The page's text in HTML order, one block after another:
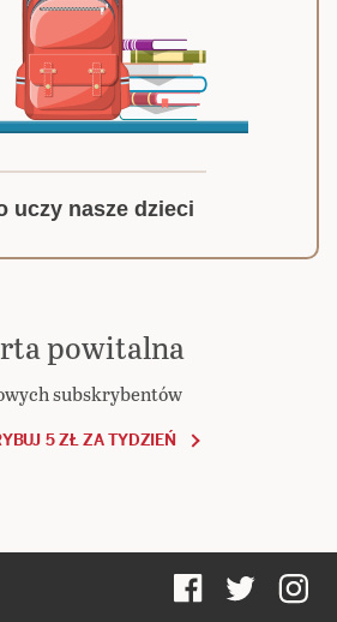
uczy nasze dzieci
powitalna
subskrybentów
5 ZŁ ZA TYDZIEŃ